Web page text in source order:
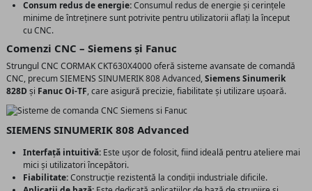
Consum redus de energie:Consumul redus de energie și cerințele
minime de întreținere sunt potrivite pentru utilizatorii aflați la început
cu CNC.
Comenzi CNC – Siemens și Fanuc
Strungul CNC CORMAK CKT630X4000 oferă sisteme avansate de comandă
CNC, precum SIEMENS SINUMERIK 808 Advanced,Siemens Sinumerik
828Dși Fanuc Oi-TF, care asigură precizie, fiabilitate și utilizare ușoară.
SIEMENS SINUMERIK 808 Advanced
Interfață intuitivă: Este ușor de folosit, fiind ideală pentru ateliere mai
mici și utilizatori începători.
Fiabilitate:Construcție rezistentă la condiții industriale dificile.